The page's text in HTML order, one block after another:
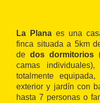
La Plana es una
finca situada a 5km
de dos dormitorios
camas
totalmente
exterior y jardín con
hasta 7 personas o